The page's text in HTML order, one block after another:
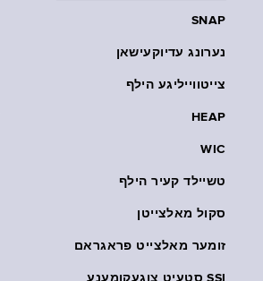
SNAP
נערונג עדיוקעישאן
צייטווייליגע הילף
HEAP
WIC
טשיילד קעיר הילף
סקול מאלצייטן
זומער מאלצייט פראגראם
SSI סטעיט צוגעקומענע